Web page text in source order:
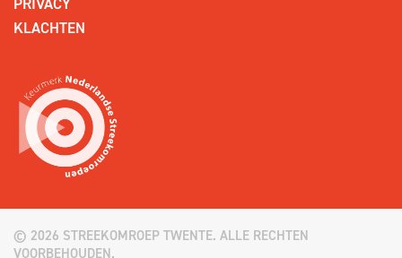
KLACHTEN
© 2026 STREEKOMROEP TWENTE. ALLE RECHTEN
VOORBEHOUDEN.